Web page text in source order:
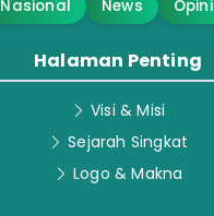
Nasional News Opini
Halaman Penting
Visi & Misi
Sejarah Singkat
Logo & Makna